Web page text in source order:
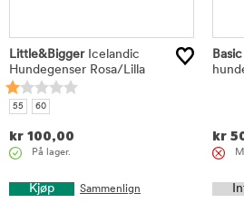
Little&BiggerIcelandic
Hundegenser Rosa/Lilla
55 60
kr 100,00
På lager.
Kjøp Sammenlign
Basic
kr